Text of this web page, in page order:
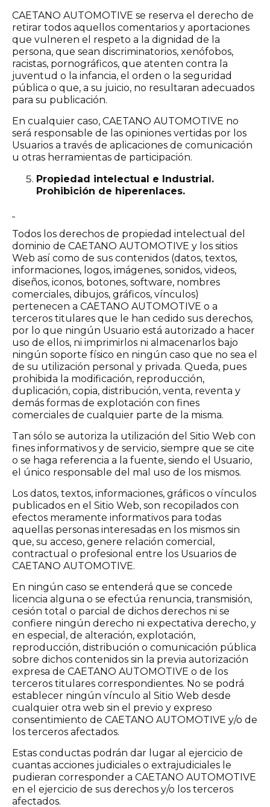
CAETANO AUTOMOTIVE se reserva el derecho de
retirar todos aquellos comentarios y aportaciones
que vulneren el respeto a la dignidad de la
persona, que sean discriminatorios, xenófobos,
racistas, pornográficos, que atenten contra la
juventud o la infancia, el orden o la seguridad
pública o que, a su juicio, no resultaran adecuados
para su publicación.
En cualquier caso, CAETANO AUTOMOTIVE no
será responsable de las opiniones vertidas por los
Usuarios a través de aplicaciones de comunicación
u otras herramientas de participación.
Propiedad intelectual e Industrial.
Prohibición de hiperenlaces.
Todos los derechos de propiedad intelectual del
dominio de CAETANO AUTOMOTIVE y los sitios
Web así como de sus contenidos (datos, textos,
informaciones, logos, imágenes, sonidos, videos,
diseños, iconos, botones, software, nombres
comerciales, dibujos, gráficos, vínculos)
pertenecen a CAETANO AUTOMOTIVE o a
terceros titulares que le han cedido sus derechos,
por lo que ningún Usuario está autorizado a hacer
uso de ellos, ni imprimirlos ni almacenarlos bajo
ningún soporte físico en ningún caso que no sea el
de su utilización personal y privada. Queda, pues
prohibida la modificación, reproducción,
duplicación, copia, distribución, venta, reventa y
demás formas de explotación con fines
comerciales de cualquier parte de la misma.
Tan sólo se autoriza la utilización del Sitio Web con
fines informativos y de servicio, siempre que se cite
o se haga referencia a la fuente, siendo el Usuario,
el único responsable del mal uso de los mismos.
Los datos, textos, informaciones, gráficos o vínculos
publicados en el Sitio Web, son recopilados con
efectos meramente informativos para todas
aquellas personas interesadas en los mismos sin
que, su acceso, genere relación comercial,
contractual o profesional entre los Usuarios de
CAETANO AUTOMOTIVE.
En ningún caso se entenderá que se concede
licencia alguna o se efectúa renuncia, transmisión,
cesión total o parcial de dichos derechos ni se
confiere ningún derecho ni expectativa derecho, y
en especial, de alteración, explotación,
reproducción, distribución o comunicación pública
sobre dichos contenidos sin la previa autorización
expresa de CAETANO AUTOMOTIVE o de los
terceros titulares correspondientes. No se podrá
establecer ningún vínculo al Sitio Web desde
cualquier otra web sin el previo y expreso
consentimiento de CAETANO AUTOMOTIVE y/o de
los terceros afectados.
Estas conductas podrán dar lugar al ejercicio de
cuantas acciones judiciales o extrajudiciales le
pudieran corresponder a CAETANO AUTOMOTIVE
en el ejercicio de sus derechos y/o los terceros
afectados.